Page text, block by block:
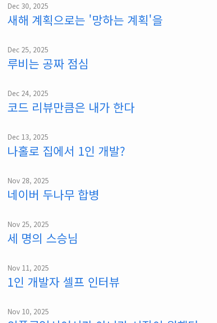
Dec 30, 2025
새해 계획으로는 '망하는 계획'을
Dec 25, 2025
루비는 공짜 점심
Dec 24, 2025
코드 리뷰만큼은 내가 한다
Dec 13, 2025
나홀로 집에서 1인 개발?
Nov 28, 2025
네이버 두나무 합병
Nov 25, 2025
세 명의 스승님
Nov 11, 2025
1인 개발자 셀프 인터뷰
Nov 10, 2025